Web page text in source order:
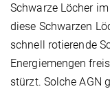
Schwarze Löcher
diese Schwarzen
schnell rotierende
Energiemengen
stürzt. Solche AGN